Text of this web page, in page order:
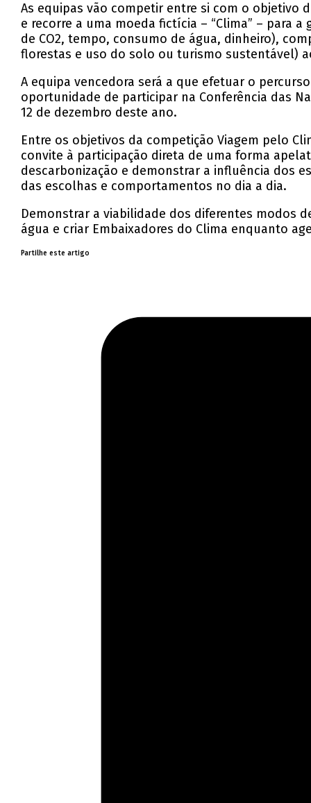
As equipas vão competir entre si com o objetivo
e recorre a uma moeda fictícia – “Clima” – para
de CO2, tempo, consumo de água, dinheiro),
florestas e uso do solo ou turismo sustentável)
A equipa vencedora será a que efetuar o
oportunidade de participar na Conferência das
12 de dezembro deste ano.
Entre os objetivos da competição Viagem pelo
convite à participação direta de uma forma
descarbonização e demonstrar a influência dos
das escolhas e comportamentos no dia a dia.
Demonstrar a viabilidade dos diferentes modos
água e criar Embaixadores do Clima enquanto
Partilhe este artigo